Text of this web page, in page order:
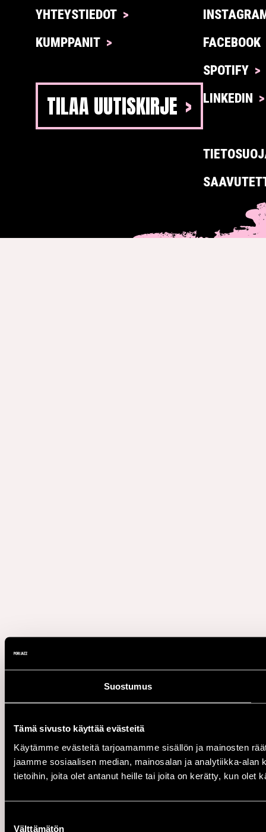
Suostumus
Tämä sivusto käyttää evästeitä
Käytämme evästeitä tarjoamamme sisällön ja mainosten
jaamme sosiaalisen median, mainosalan ja analytiikka-
tietoihin, joita olet antanut heille tai joita on kerätty, kun olet
Välttämätön
YHTEYSTIEDOT
KUMPPANIT
TILAA UUTISKIRJE
FACEBOOK
SPOTIFY
LINKEDIN